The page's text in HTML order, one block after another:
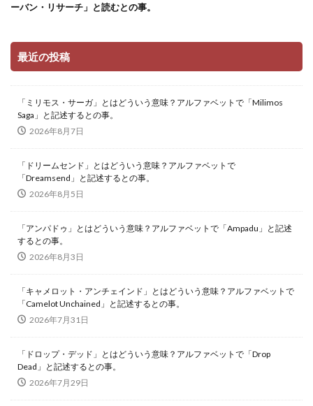
ーバン・リサーチ」と読むとの事。
最近の投稿
「ミリモス・サーガ」とはどういう意味？アルファベットで「Milimos
Saga」と記述するとの事。
2026年8月7日
「ドリームセンド」とはどういう意味？アルファベットで
「Dreamsend」と記述するとの事。
2026年8月5日
「アンパドゥ」とはどういう意味？アルファベットで「Ampadu」と記述
するとの事。
2026年8月3日
「キャメロット・アンチェインド」とはどういう意味？アルファベットで
「Camelot Unchained」と記述するとの事。
2026年7月31日
「ドロップ・デッド」とはどういう意味？アルファベットで「Drop
Dead」と記述するとの事。
2026年7月29日